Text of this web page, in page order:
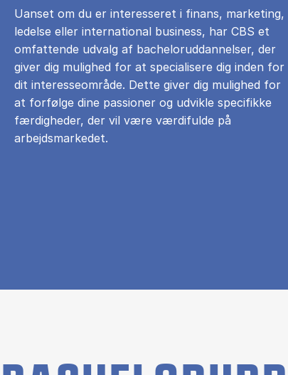
Uanset om du er interesseret i finans, marketing,
ledelse eller international business, har CBS et
omfattende udvalg af bacheloruddannelser, der
giver dig mulighed for at specialisere dig inden for
dit interesseområde. Dette giver dig mulighed for
at forfølge dine passioner og udvikle specifikke
færdigheder, der vil være værdifulde på
arbejdsmarkedet.